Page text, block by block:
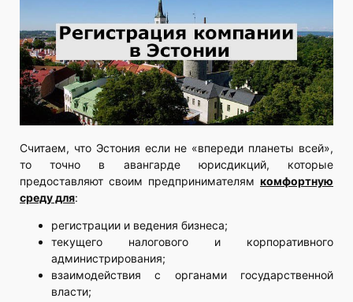
Считаем, что Эстония если не «впереди планеты всей»,
то точно в авангарде юрисдикций, которые
предоставляют своим предпринимателям комфортную
среду для:
регистрации и ведения бизнеса;
текущего налогового и корпоративного
администрирования;
взаимодействия с органами государственной
власти;